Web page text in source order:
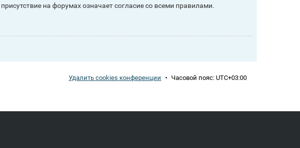
на форумах означает согласие со всеми правилами.
Удалить cookies конференции • Часовой пояс: UTC+03:00